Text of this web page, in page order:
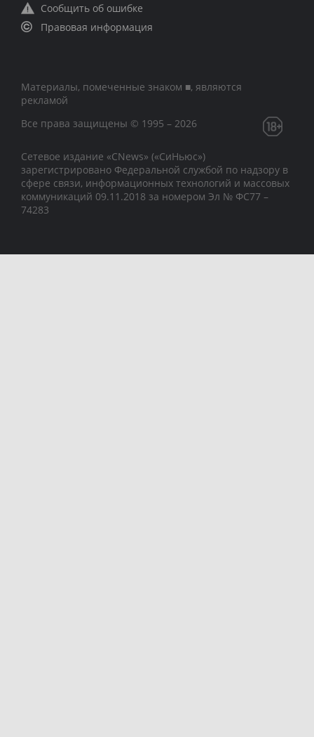
Сообщить об ошибке
Правовая информация
Материалы, помеченные знаком ■, являются
рекламой
Все права защищены © 1995 – 2026
Сетевое издание «CNews» («СиНьюс»)
зарегистрировано Федеральной службой по надзору в
сфере связи, информационных технологий и массовых
коммуникаций 09.11.2018 за номером Эл № ФС77 –
74283